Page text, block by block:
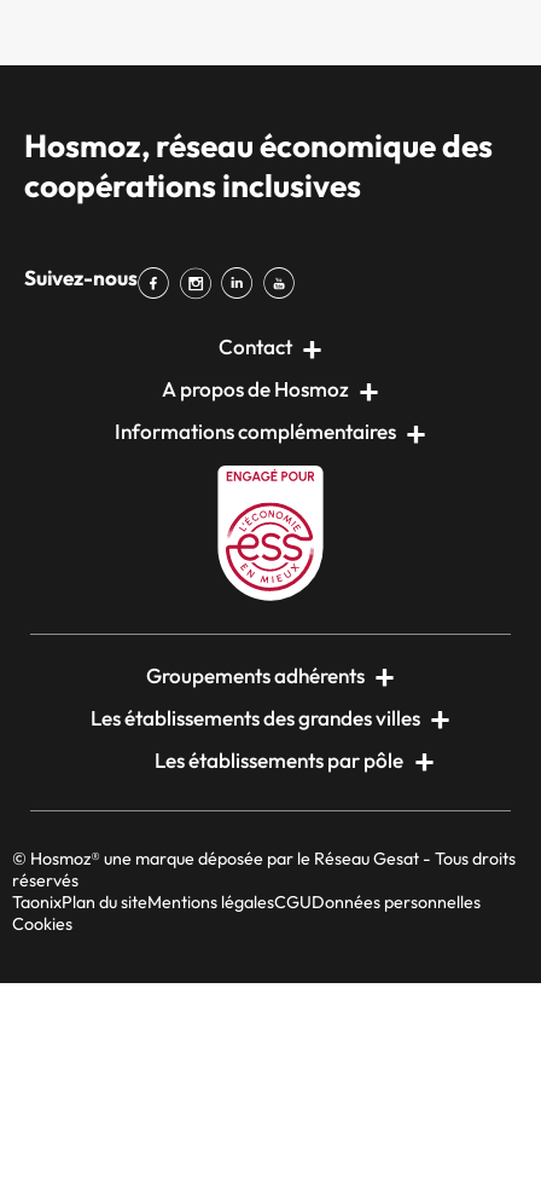
Hosmoz, réseau économique des
coopérations inclusives
Suivez-nous
Contact
A propos de Hosmoz
Informations complémentaires
Groupements adhérents
Les établissements des grandes villes
Les établissements par pôle
© Hosmoz® une marque déposée par le Réseau Gesat - Tous droits
réservés
TaonixPlan du siteMentions légalesCGUDonnées personnelles
Cookies